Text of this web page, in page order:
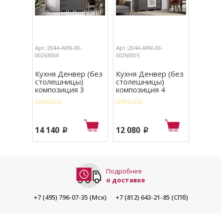
Арт.:2044-ARN-00-
00263004
Кухня Денвер (без
столешницы)
композиция 3
14 140 p
Арт.:2044-ARN-00-
00263005
Кухня Денвер (без
столешницы)
композиция 4
12 080 p
Подробнее
о доставке
+7 (495) 796-07-35 (Мск)
+7 (812) 643-21-85 (СПб)